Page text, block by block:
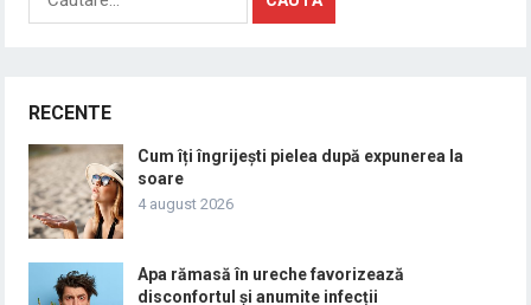
după:
RECENTE
Cum îți îngrijești pielea după expunerea la
soare
4 august 2026
Apa rămasă în ureche favorizează
disconfortul și anumite infecții